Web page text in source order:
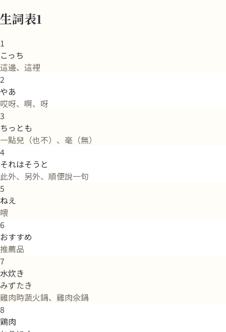
生詞表1
1
こっち
這邊、這裡
2
やあ
哎呀、啊、呀
3
ちっとも
一點兒（也不）、毫（無）
4
それはそうと
此外、另外、順便說一句
5
ねえ
喂
6
おすすめ
推薦品
7
水炊き
みずたき
雞肉時蔬火鍋、雞肉氽鍋
8
鶏肉